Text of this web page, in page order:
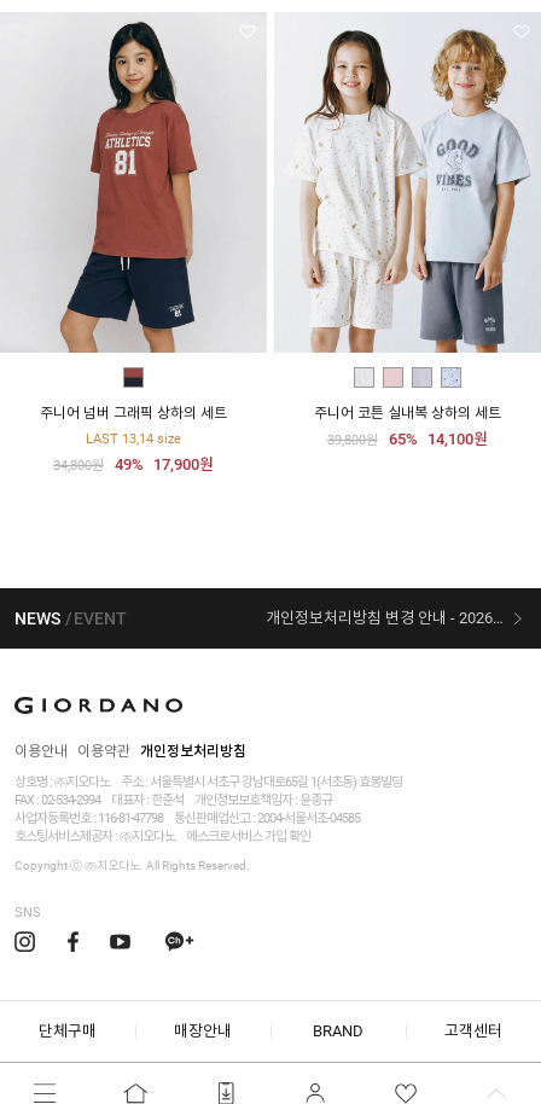
주니어 넘버 그래픽 상하의 세트
LAST 13,14 size
34,800원
49% 17,900원
주니어 코튼 실내복 상하의 세트
39,800원 65% 14,100원
NEWS EVENT 개인정보처리방침 변경 안내 - 2026/07/30 시행
이용안내 이용약관 개인정보처리방침
상호명 : ㈜지오다노
주소 : 서울특별시 서초구 강남대로65길 1(서초동) 효봉빌딩
FAX : 02-534-2994
대표자 : 한준석 개인정보보호책임자 : 윤종규
사업자등록번호 : 116-81-47798
통신판매업신고 : 2004-서울서초-04585
호스팅서비스제공자 : ㈜지오다노
에스크로서비스 가입 확인
Copyright ⓒ ㈜지오다노. All Rights Reserved.
SNS
단체구매 매장안내 BRAND 고객센터